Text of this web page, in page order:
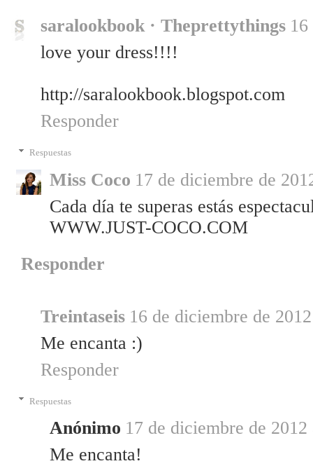
saralookbook · Theprettythings
love your dress!!!!
http://saralookbook.blogspot.com
Responder
Respuestas
Miss Coco 17 de diciembre de
Cada día te superas estás
WWW.JUST-COCO.COM
Responder
Treintaseis 16 de diciembre de
Me encanta :)
Responder
Respuestas
Anónimo 17 de diciembre de 2012
Me encanta!